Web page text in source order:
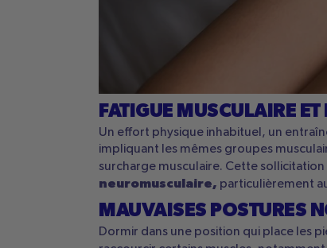
FATIGUE MUSCULAIRE
Un effort physique inhabituel, un
impliquant les mêmes groupes
surcharge musculaire. Cette
neuromusculaire, particulièrement
MAUVAISES POSTURES
Dormir dans une position qui place les